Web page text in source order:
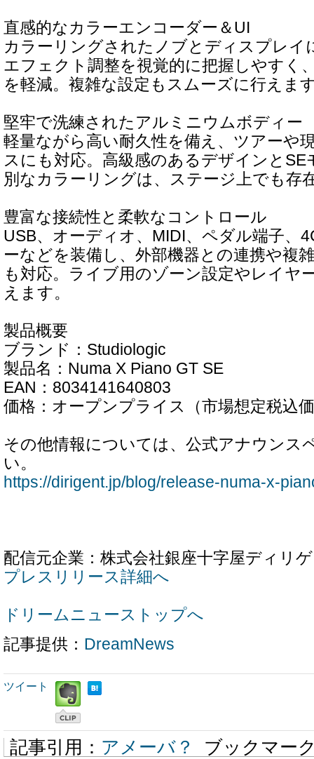
直感的なカラーエンコーダー＆UI
カラーリングされたノブとディスプレイ
エフェクト調整を視覚的に把握しやすく
を軽減。複雑な設定もスムーズに行えま
堅牢で洗練されたアルミニウムボディー
軽量ながら高い耐久性を備え、ツアーや
スにも対応。高級感のあるデザインと
別なカラーリングは、ステージ上でも存
豊富な接続性と柔軟なコントロール
USB、オーディオ、MIDI、ペダル端子、
ーなどを装備し、外部機器との連携や複
も対応。ライブ用のゾーン設定やレイヤ
えます。
製品概要
ブランド：Studiologic
製品名：Numa X Piano GT SE
EAN：8034141640803
価格：オープンプライス（市場想定税込
その他情報については、公式アナウンス
い。
https://dirigent.jp/blog/release-numa-x-
配信元企業：株式会社銀座十字屋ディリ
プレスリリース詳細へ
ドリームニューストップへ
記事提供： DreamNews
ツイート
記事引用： アメーバ？ ブックマー